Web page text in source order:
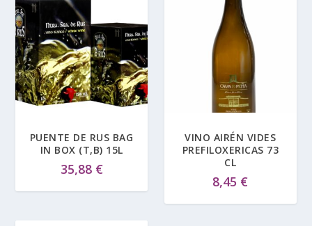
PUENTE DE RUS BAG
IN BOX (T,B) 15L
35,88 €
VINO AIRÉN VIDES
PREFILOXERICAS 73
CL
8,45 €